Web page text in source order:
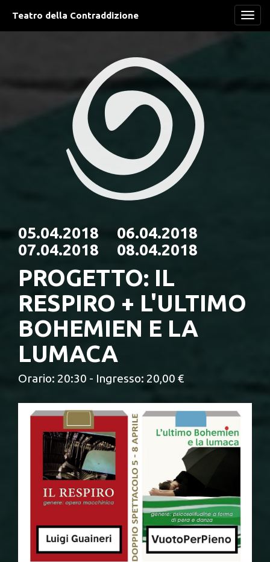
Teatro della Contraddizione
05.04.2018 06.04.2018
07.04.2018 08.04.2018
PROGETTO: IL
RESPIRO + L'ULTIMO
BOHEMIEN E LA
LUMACA
Orario: 20:30 - Ingresso: 20,00 €